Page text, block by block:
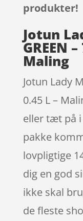
produkter!
Jotun
GREEN
Maling
Jotun Lady
0.45 L –
eller tæt på
pakke
lovpligtige
dig en god
ikke skal
de fleste